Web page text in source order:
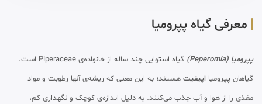
معرفی گیاه پپرومیا
پپرومیا (Peperomia)
گیاه استوایی چند ساله از خانواده‌ی Piperaceae است.
گیاهان پپرومیا اپیفیت هستند؛ به این معنی که ریشه‌ی آنها رطوبت و مواد
مغذی را از هوا و آب جذب می‌کنند. به دلیل اندازه‌ی کوچک و نگهداری کم،